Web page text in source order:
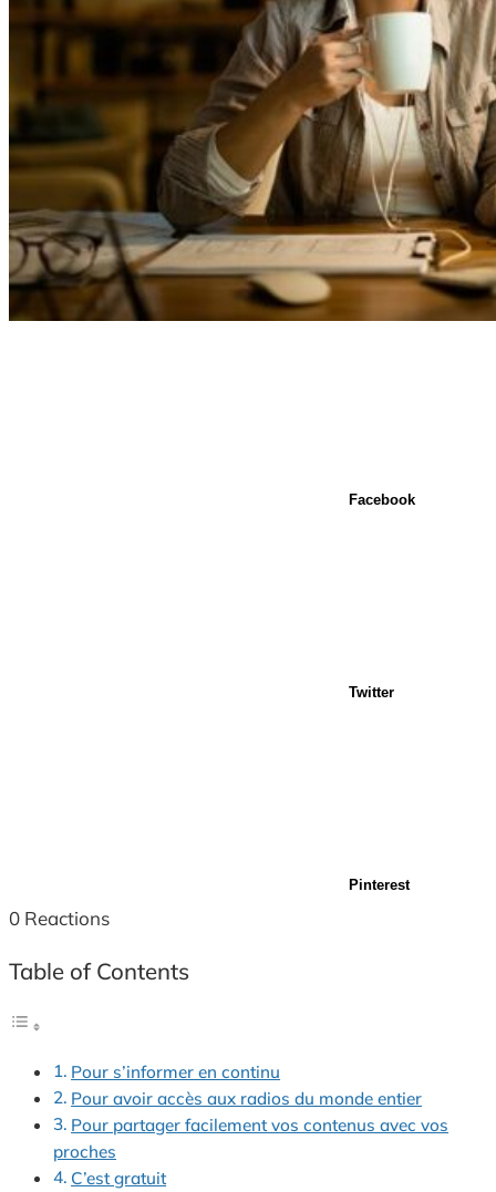
Facebook
Twitter
Pinterest
0 Reactions
Table of Contents
Pour s’informer en continu
Pour avoir accès aux radios du monde entier
Pour partager facilement vos contenus avec vos
proches
C’est gratuit